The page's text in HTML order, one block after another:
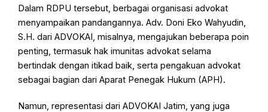
Dalam RDPU tersebut, berbagai organisasi advokat
menyampaikan pandangannya. Adv. Doni Eko Wahyudin,
S.H. dari ADVOKAI, misalnya, mengajukan beberapa poin
penting, termasuk hak imunitas advokat selama
bertindak dengan itikad baik, serta pengakuan advokat
sebagai bagian dari Aparat Penegak Hukum (APH).
Namun, representasi dari ADVOKAI Jatim, yang juga